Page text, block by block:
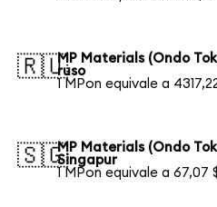
🇷🇺MP Materials (Ondo
ruso
1 MPon equivale a
🇸🇬MP Materials (Ondo
Singapur
1 MPon equivale a 67,07